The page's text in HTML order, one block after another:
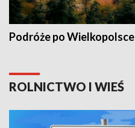
Podróże po Wielkopolsce
ROLNICTWO I WIEŚ